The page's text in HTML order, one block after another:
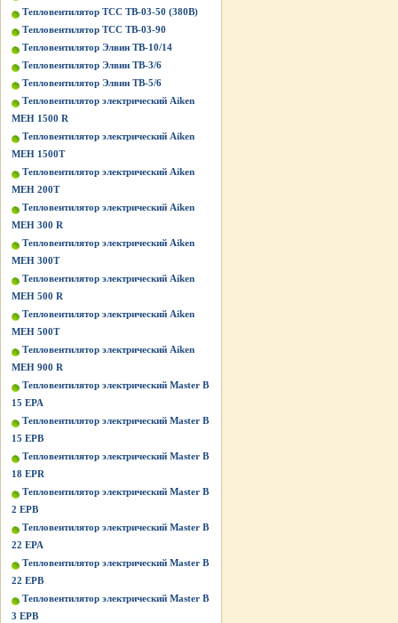
Тепловентилятор ТСС ТВ-03-50 (380В)
Тепловентилятор ТСС ТВ-03-90
Тепловентилятор Элвин ТВ-10/14
Тепловентилятор Элвин ТВ-3/6
Тепловентилятор Элвин ТВ-5/6
Тепловентилятор электрический Aiken
MEH 1500 R
Тепловентилятор электрический Aiken
MEH 1500T
Тепловентилятор электрический Aiken
MEH 200T
Тепловентилятор электрический Aiken
MEH 300 R
Тепловентилятор электрический Aiken
MEH 300T
Тепловентилятор электрический Aiken
MEH 500 R
Тепловентилятор электрический Aiken
MEH 500T
Тепловентилятор электрический Aiken
MEH 900 R
Тепловентилятор электрический Master B
15 EPA
Тепловентилятор электрический Master B
15 EPB
Тепловентилятор электрический Master B
18 EPR
Тепловентилятор электрический Master B
2 EPB
Тепловентилятор электрический Master B
22 EPA
Тепловентилятор электрический Master B
22 EPB
Тепловентилятор электрический Master B
3 EPB